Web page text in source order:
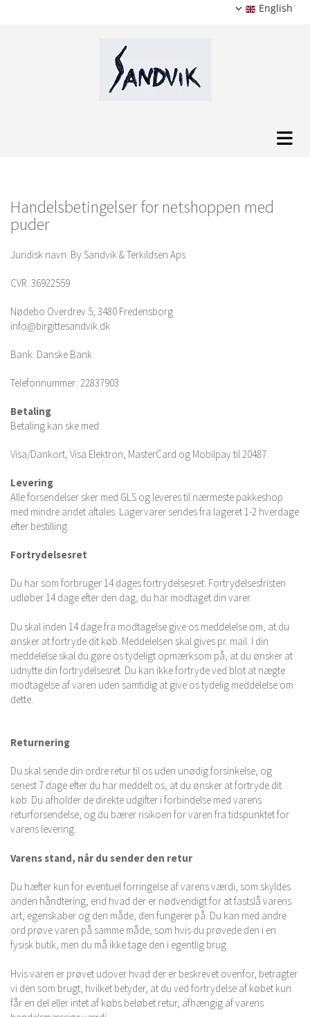
English
Handelsbetingelser for netshoppen med
puder
Juridisk navn: By Sandvik & Terkildsen Aps
CVR. 36922559
Nødebo Overdrev 5, 3480 Fredensborg
info@birgittesandvik.dk
Bank: Danske Bank
Telefonnummer: 22837903
Betaling
Betaling kan ske med:
Visa/Dankort, Visa Elektron, MasterCard og Mobilpay til 20487.
Levering
Alle forsendelser sker med GLS og leveres til nærmeste pakkeshop
med mindre andet aftales. Lagervarer sendes fra lageret 1-2 hverdage
efter bestilling.
Fortrydelsesret
Du har som forbruger 14 dages fortrydelsesret. Fortrydelsesfristen
udløber 14 dage efter den dag, du har modtaget din varer.
Du skal inden 14 dage fra modtagelse give os meddelelse om, at du
ønsker at fortryde dit køb. Meddelelsen skal gives pr. mail. I din
meddelelse skal du gøre os tydeligt opmærksom på, at du ønsker at
udnytte din fortrydelsesret. Du kan ikke fortryde ved blot at nægte
modtagelse af varen uden samtidig at give os tydelig meddelelse om
dette.
Returnering
Du skal sende din ordre retur til os uden unødig forsinkelse, og
senest 7 dage efter du har meddelt os, at du ønsker at fortryde dit
køb. Du afholder de direkte udgifter i forbindelse med varens
returforsendelse, og du bærer risikoen for varen fra tidspunktet for
varens levering.
Varens stand, når du sender den retur
Du hæfter kun for eventuel forringelse af varens værdi, som skyldes
anden håndtering, end hvad der er nødvendigt for at fastslå varens
art, egenskaber og den måde, den fungerer på. Du kan med andre
ord prøve varen på samme måde, som hvis du prøvede den i en
fysisk butik, men du må ikke tage den i egentlig brug.
Hvis varen er prøvet udover hvad der er beskrevet ovenfor, betragter
vi den som brugt, hvilket betyder, at du ved fortrydelse af købet kun
får en del eller intet af købs beløbet retur, afhængig af varens